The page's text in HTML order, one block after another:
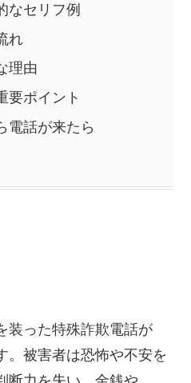
なセリフ例
れ
理由
要ポイント
電話が来たら
装った特殊詐欺電話が
。被害者は恐怖や不安を